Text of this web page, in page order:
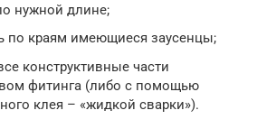
нужной длине;
по краям имеющиеся заусенцы;
конструктивные части
фитинга (либо с помощью
клея – «жидкой сварки»).